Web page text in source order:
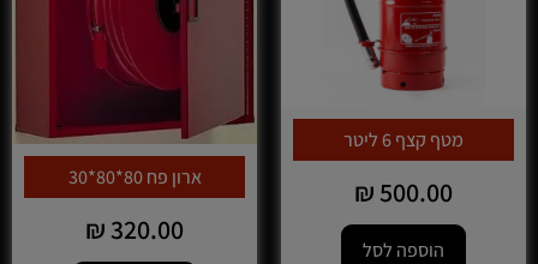
מטף קצף 6 ליטר
500.00
₪
הוספה לסל
ארון פח 80*80*30
320.00
₪